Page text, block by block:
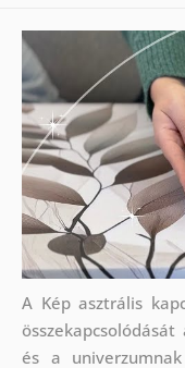
A Kép asztrális
és a